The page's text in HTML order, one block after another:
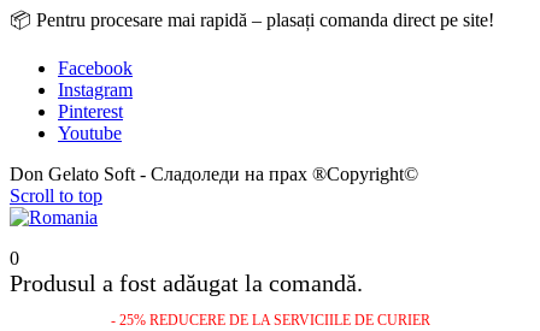
📦 Pentru procesare mai rapidă – plasați comanda direct pe site!
Facebook
Instagram
Pinterest
Youtube
Don Gelato Soft - Сладоледи на прах ®Copyright©
Scroll to top
0
Produsul a fost adăugat la comandă.
- 25% REDUCERE DE LA SERVICIILE DE CURIER